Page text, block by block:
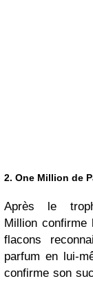
2. One Million de
Après le
Million confirme
flacons
parfum en lui-
confirme son